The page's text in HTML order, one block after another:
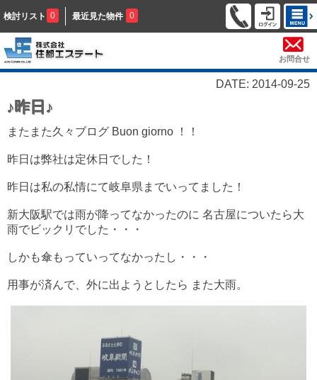
検討リスト 0 最近見た物件 0
お問合せ
DATE: 2014-09-25
♪昨日♪
またまた久々ブログ Buon giorno ！！
昨日は弊社は定休日でした！
昨日は私の私情にて岐阜県までいってました！
新大阪駅では雨が降ってなかったのに 名古屋についたら大
雨でビックリでした・・・
しかも傘もっていってなかったし・・・
用事が済んで、外に出ようとしたら また大雨。